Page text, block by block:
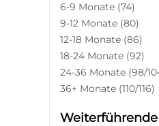
6-9 Monate (74)
9-12 Monate (80)
12-18 Monate (86)
18-24 Monate (92)
24-36 Monate (98/
36+ Monate (110/116)